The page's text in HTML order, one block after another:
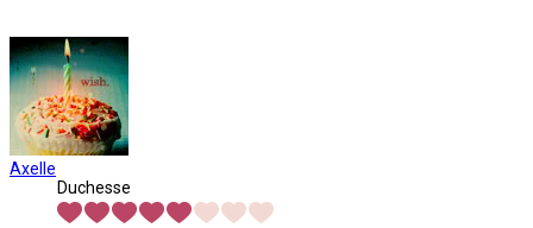
Axelle
Duchesse